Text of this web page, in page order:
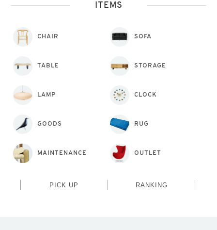
ITEMS
CHAIR SOFA
TABLE STORAGE
LAMP CLOCK
GOODS RUG
MAINTENANCE OUTLET
PICK UP RANKING